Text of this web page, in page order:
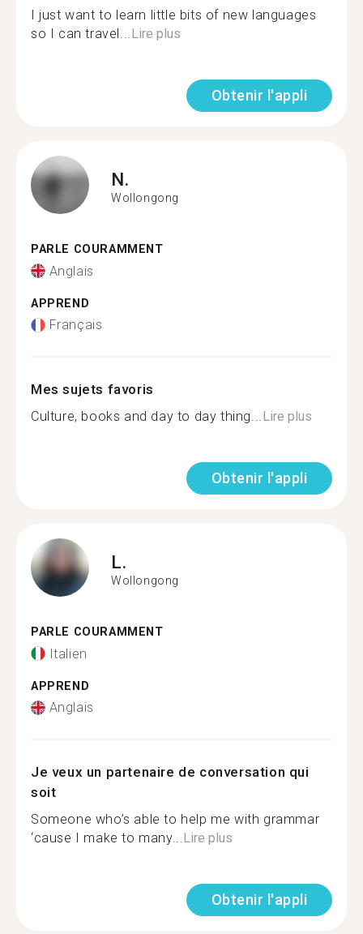
I just want to learn little bits of new languages
so I can travel...Lire plus
Obtenir l'appli
N.
Wollongong
PARLE COURAMMENT
Anglais
APPREND
Français
Mes sujets favoris
Culture, books and day to day thing...Lire plus
Obtenir l'appli
L.
Wollongong
PARLE COURAMMENT
Italien
APPREND
Anglais
Je veux un partenaire de conversation qui
soit
Someone who’s able to help me with grammar
‘cause I make to many...Lire plus
Obtenir l'appli